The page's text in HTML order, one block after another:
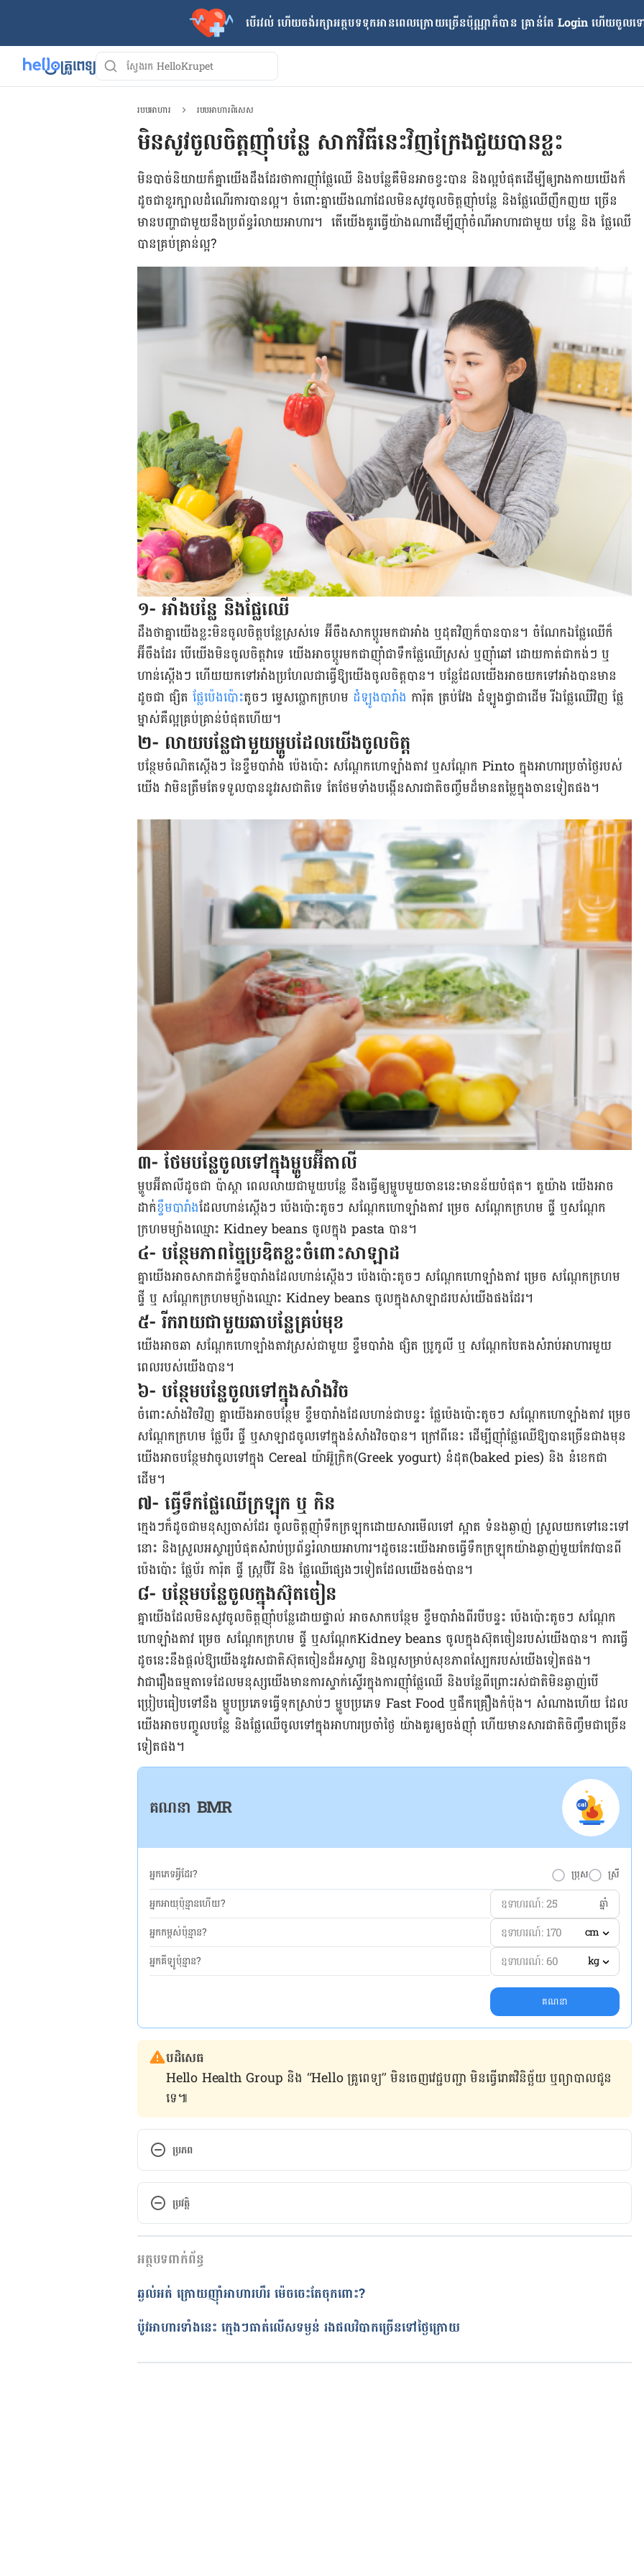
បើរវល់ ហើយចង់​រក្សាអត្ថបទទុកអានពេលក្រោយ​ច្រើនប៉ុណ្ណាក៏បាន គ្រាន់តែ​ Login ហើយចូលទ
របបអាហារ របបអាហារពិសេស
មិនសូវចូលចិត្ត​ញ៉ាំបន្លែ សាកវិធីនេះវិញ​ក្រែងជួយ​បាន​ខ្លះ​
មិន​បាច់​និយាយ​ក៏​គ្នា​យើង​ដឹង​ដែរថា​ការ​ញ៉ាំ​ផ្លែឈើ និងបន្លែ​គឺ​មិន​អាច​ខ្វះ​បាន និងល្អ​បំផុត​ដើម្បី​ឲ្យរាងកាយ​យើង​​ក៏​
ដូច​ជា​ខួរក្បាល​ដំណើរការ​បាន​ល្អ។ ចំពោះ​គ្នា​យើងណា​ដែល​មិន​សូវ​ចូលចិត្ត​ញ៉ាំ​បន្លែ និង​ផ្លែឈើ​​ញឹកញយ​ ច្រើន​
មាន​បញ្ហា​ជាមួយ​នឹង​ប្រព័ន្ធ​រំលាយ​អាហារ​។ តើ​យើង​គួរធ្វើ​យ៉ាងណា​ដើម្បី​ញ៉ាំ​ចំណី​អាហារ​ជាមួយ បន្លែ និង ផ្លែ​ឈើ
បាន​គ្រប់​គ្រាន់​ល្អ​?
១- អាំង​បន្លែ និងផ្លែ​ឈើ
ដឹងថា​គ្នា​យើង​ខ្លះ​​មិន​ចូល​ចិត្ត​បន្លែ​ស្រស់ទេ អ៊ីចឹងសាក​​ប្តូរ​មកជា​អាំង ឬ​ដុត​វិញ​ក៏បាន​​បាន។ ចំណែក​ឯ​ផ្លែ​ឈើ​ក៏​
អ៊ីចឹង​​ដែរ បើ​យើង​​មិន​ចូល​ចិត្ត​វា​ទេ យើងអាចប្តូរ​មកជា​​ញ៉ាំ​ជា​ទឹក​ផ្លែ​ឈើ​ស្រស់ ឬញ៉ាំ​​ឆៅ ដោយ​កាត់​ជា​កង់ៗ ឬ​
ហាន់​ស្តើងៗ ហើយ​យក​ទៅ​អាំង​ប្រហែល​ជា​ធ្វើ​ឱ្យ​យើង​ចូល​ចិត្ត​បាន​។ បន្លែដែលយើងអាច​យកទៅ​អាំងបាន​មាន
ដូចជា ផ្សិត ផ្លែ​ប៉េងប៉ោះ​តូចៗ ម្ទេស​ប្លោក​ក្រហម ដំឡូង​បារាំង ការ៉ុត ត្រប់វែង ដំឡូង​ជ្វា​ជាដើម រីឯ​ផ្លែឈើវិញ​ ផ្លែ​
ម្នាស់គឺ​ល្អ​គ្រប់គ្រាន់​បំផុត​ហើយ។
២- លាយ​បន្លែ​ជាមួយ​ម្ហូប​ដែល​យើង​​ចូល​ចិត្ត
បន្ថែម​ចំណិត​ស្តើងៗ នៃ​ខ្ទឹម​បារាំង ប៉េងប៉ោះ សណ្តែក​ហោឡាំងតាវ ឬសណ្តែក Pinto ក្នុង​អាហារ​ប្រចាំ​ថ្ងៃ​របស់​
យើង ​វា​មិន​ត្រឹម​តែ​ទទួល​បាន​នូវ​រសជាតិ​ទេ ​តែ​ថែម​ទាំង​បង្កើន​សារជាតិ​ចញ្ចឹម​ដ៏​មាន​តម្លៃ​ក្នុង​ចាន​ទៀត​ផង។
៣- ថែម​បន្លែ​ចូល​ទៅ​ក្នុង​ម្ហូប​អ៊ីតាលី
ម្ហូប​អ៊ីតាលី​ដូច​ជា ប៉ាស្តា ពេល​លាយ​ជាមួយ​បន្លែ នឹង​ធ្វើ​ឲ្យ​ម្ហូប​​មួយ​ចាន​នេះ​មាន​ន័យ​បំផុត។ តួ​យ៉ាង យើង​​អាច​
ដាក់​ខ្ទឹម​បារាំង​ដែល​ហាន់​ស្តើងៗ ប៉េងប៉ោះ​តូចៗ សណ្តែក​ហោឡាំងតាវ ម្រេច សណ្តែក​ក្រហម ផ្ទី ឬសណ្តែក​
ក្រហម​ម្យ៉ាង​ឈ្មោះ Kidney beans ចូល​ក្នុង pasta បាន​។
៤- បន្ថែម​ភាព​ច្នៃ​ប្រឌិត​ខ្លះ​ចំពោះ​សាឡាដ
គ្នាយើង​អាចសាក​​ដាក់​ខ្ទឹម​បារាំង​ដែល​ហាន់​ស្តើងៗ ប៉េងប៉ោះ​តូចៗ សណ្តែក​ហោឡាំងតាវ ម្រេច សណ្តែក​ក្រហម
ផ្ទី ឬ សណ្តែក​ក្រហម​ម្យ៉ាង​ឈ្មោះ Kidney beans ចូល​ក្នុង​សាឡាដ​របស់យើង​ផងដែរ។
៥- រីក​រាយ​ជាមួយ​ឆា​បន្លែ​គ្រប់​មុខ
យើងអាច​ឆា សណ្តែក​ហោឡាំងតាវ​ស្រស់​ជាមួយ ខ្ទឹម​បារាំង ផ្សិត ប្រូកូលី ឬ សណ្តែក​បៃតង​សំរាប់​អាហារ​មួយ​
ពេល​របស់​យើងបាន​។
៦- បន្ថែម​បន្លែ​ចូល​ទៅ​ក្នុងសាំងវិច
ចំពោះ​សាំងវិចវិញ គ្នា​យើង​អាច​បន្ថែម ខ្ទឹម​បារាំង​ដែល​ហាន់​ជា​បន្ទះ ផ្លែ​ប៉េងប៉ោះ​តូចៗ សណ្តែក​ហោ​ឡាំង​តាវ ម្រេច
សណ្តែក​ក្រហម ផ្លែបឺរ ផ្ទី ឬ​សាឡាដ​ចូល​ទៅ​ក្នុង​នំ​សាំងវិចបាន​។ ក្រៅ​ពីនេះ ដើម្បី​​ញ៉ាំ​ផ្លែឈើ​ឱ្យ​បាន​ច្រើន​ជាង​មុន​
យើងអាច​បន្ថែម​វា​ចូល​ទៅ​ក្នុង Cereal យ៉ាអ៊ួក្រិក(Greek yogurt) នំ​ដុត(baked pies) និង នំ​ខេក​ជា​
ដើម។
៧- ធ្វើ​ទឹក​ផ្លែឈើ​ក្រឡុក ឬ កិន
ក្មេងៗ​ក៏​ដូច​ជា​មនុស្សចាស់ដែរ ​ចូល​ចិត្ត​ញ៉ាំ​ទឹក​ក្រឡុក​ដោយ​សារ​មើល​ទៅ ស្អាត ទំនង​ឆ្ងាញ់ ស្រួល​យក​ទៅ​នេះ​ទៅ​
នោះ និងស្រួល​អស្ចារ្យ​បំផុត​សំរាប់​ប្រព័ន្ធ​រំលាយ​អាហារ។ដូចនេះ​យើងអាច​ធ្វើ​ទឹក​ក្រឡុក​យ៉ាង​ឆ្ងាញ់​មួយកែវ​បាន​​ពី
ប៉េងប៉ោះ ផ្លែ​ប័រ ការ៉ុត ផ្ទី ស្ត្រប៊ឺរី និង ផ្លែឈើផ្សេងៗ​ទៀត​ដែល​យើងចង់បាន​។
៨- បន្ថែម​បន្លែ​ចូល​ក្នុងស៊ុតចៀន
គ្នាយើង​ដែល​មិនសូវចូលចិត្ត​ញ៉ាំបន្លែដោយផ្ទាល់ អាចសាកបន្ថែម ខ្ទឹម​បារាំង​ពីរ​បី​បន្ទះ ប៉េងប៉ោះ​តូចៗ សណ្តែក​
ហោឡាំងតាវ ម្រេច សណ្តែក​ក្រហម ផ្ទី ឬសណ្តែក​Kidney beans ចូល​ក្នុង​ស៊ុត​ចៀនរបស់​យើង​បាន​។ ការធ្វើ
ដូចនេះ​នឹង​ផ្តល់​ឱ្យ​យើង​​នូវ​រសជាតិស៊ុតចៀន​​ដ៏​អស្ចារ្យ និងល្អ​សម្រាប់​សុខភាព​​ស្បែក​របស់យើង​ទៀត​ផង​។
វា​ជា​រឿង​ធម្មតា​ទេ​ដែល​មនុស្ស​យើង​មាន​ការ​ស្ទាក់ស្ទើរ​ក្នុង​ការ​ញ៉ាំ​ផ្លែឈើ ​និង​បន្លែ​ពី​ព្រោះ​រស់ជាតិ​មិន​ឆ្ងាញ់​បើ​
ប្រៀបធៀប​ទៅ​នឹង ម្ហូប​ប្រភេទ​ធ្វើ​ទុក​ស្រាប់ៗ ម្ហូប​ប្រភេទ Fast Food ឬ​ផឹកគ្រឿងកំប៉ុង។ សំណាង​ហើយ ដែល
យើង​​អាច​បញ្ចូល​បន្លែ និងផ្លែ​ឈើ​ចូល​ទៅ​ក្នុង​អាហារ​ប្រចាំ​ថ្ងៃ យ៉ាងគួរ​ឲ្យ​ចង់​ញ៉ាំ ហើយ​មាន​សារ​ជាតិ​ចិញ្ចឹម​ជា​ច្រើន​
ទៀត​ផង។
គណនា BMR
អ្នកភេទអ្វីដែរ? ប្រុស ស្រី
អ្នកអាយុប៉ុន្មានហើយ?
ឆ្នាំ
អ្នកកម្ពស់ប៉ុន្មាន?
cm
អ្នកគីឡូប៉ុន្មាន?
kg
គណនា
បដិសេធ
Hello Health Group និង “Hello គ្រូពេទ្យ” មិន​ចេញ​វេជ្ជបញ្ជា មិន​ធ្វើ​រោគវិនិច្ឆ័យ ឬ​ព្យាបាល​ជូន​
ទេ៕
ប្រភព
10 Tips: Liven Up Your Meals with Vegetables and Fruits.
https://www.choosemyplate.gov/ten-tips-liven-up-your-meals Accessed March 1, 2017
12 Ways to Eat More Vegetables and Fruit. http://www.cookinglight.com/healthy-
living/healthy-habits/eat-vegetables-fruits Accessed March 1, 2017
Liven up your meals with vegetables and fruits : 10 tips.
https://mospace.umsystem.edu/xmlui/handle/10355/51908 Accessed March 1, 2017
ប្រវត្តិ
កំណែ​ប្រែបច្ចុប្បន្ន
27/08/2021
អត្ថបទ​ដោយ
មាន រតនា
ត្រួតពិនិត្យដោយ វេជ្ជ. ចាន់ ស៊ីណេត
បច្ចុប្បន្នភាពដោយ៖
ទូច សុខា
អត្ថបទពាក់ព័ន្ធ
ឆ្ងល់​អត់​ ក្រោយ​ញ៉ាំ​អាហារ​ហឹរ ម៉េច​ចេះ​តែ​​ចុកពោះ​?​​​​​​​​​​​​​​​​​​​​​​​​​​​​​​​​​​​​​​​​​​​​
ប៉ូវអាហារទាំងនេះ ក្មេងៗធាត់លើសទម្ងន់ រងផលវិបាកច្រើនទៅថ្ងៃក្រោយ